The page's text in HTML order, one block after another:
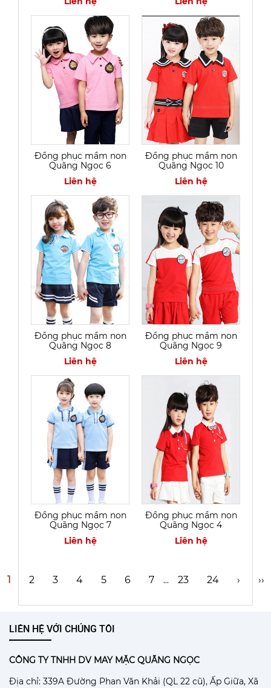
Đồng phục mầm non
Quãng Ngọc 6
Liên hệ
Đồng phục mầm non
Quãng Ngọc 10
Liên hệ
Đồng phục mầm non
Quãng Ngọc 8
Liên hệ
Đồng phục mầm non
Quãng Ngọc 9
Liên hệ
Đồng phục mầm non
Quãng Ngọc 7
Liên hệ
Đồng phục mầm non
Quãng Ngọc 4
Liên hệ
1 2 3 4 5 6 7 ... 23 24 › ››
LIÊN HỆ VỚI CHÚNG TÔI
CÔNG TY TNHH DV MAY MẶC QUÃNG NGỌC
Địa chỉ: 339A Đường Phan Văn Khải (QL 22 cũ), Ấp Giữa, Xã